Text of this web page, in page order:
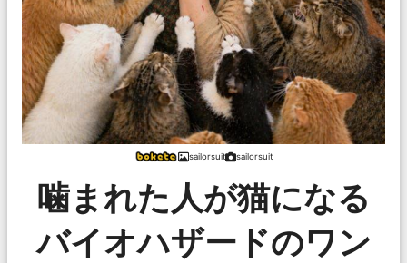
sailorsuit sailorsuit
噛まれた人が猫になる
バイオハザードのワン